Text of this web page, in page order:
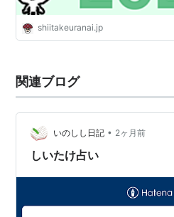
shiitakeuranai.jp
関連ブログ
いのしし日記 • 2ヶ月前
しいたけ占い